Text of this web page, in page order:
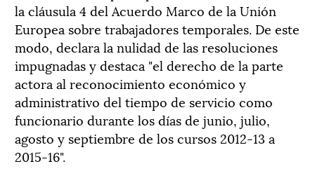
la cláusula 4 del Acuerdo Marco de la Unión
Europea sobre trabajadores temporales. De este
modo, declara la nulidad de las resoluciones
impugnadas y destaca "el derecho de la parte
actora al reconocimiento económico y
administrativo del tiempo de servicio como
funcionario durante los días de junio, julio,
agosto y septiembre de los cursos 2012-13 a
2015-16".